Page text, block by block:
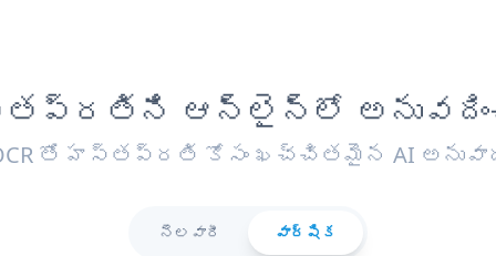
ఆన్‌లైన్‌లో
తో హస్తప్రతి కోసం ఖచ్చితమైన AI
నెలవారీ వార్షిక